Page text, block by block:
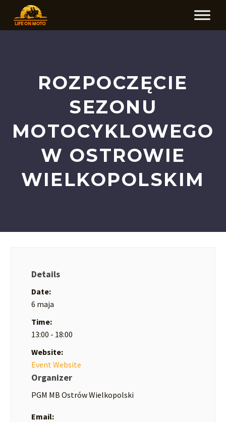
ROZPOCZĘCIE
SEZONU
MOTOCYKLOWEGO
W OSTROWIE
WIELKOPOLSKIM
Details
Date:
6 maja
Time:
13:00 - 18:00
Website:
Event Website
Organizer
PGM MB Ostrów Wielkopolski
Email: